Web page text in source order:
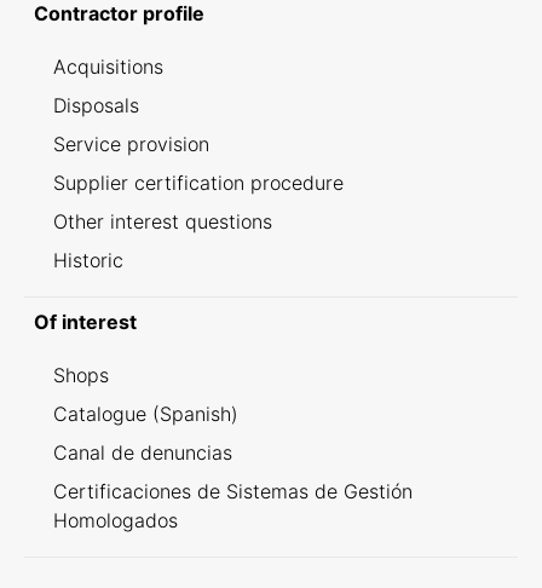
Contractor profile
Acquisitions
Disposals
Service provision
Supplier certification procedure
Other interest questions
Historic
Of interest
Shops
Catalogue (Spanish)
Canal de denuncias
Certificaciones de Sistemas de Gestión
Homologados